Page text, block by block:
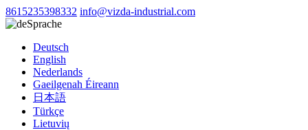
8615235398332 info@vizda-industrial.com
Sprache
Deutsch
English
Nederlands
Gaeilgenah Éireann
日本語
Türkçe
Lietuvių